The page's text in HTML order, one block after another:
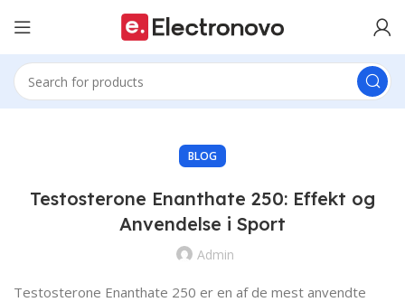
BLOG
Testosterone Enanthate 250: Effekt og
Anvendelse i Sport
Admin
Testosterone Enanthate 250 er en af de mest anvendte